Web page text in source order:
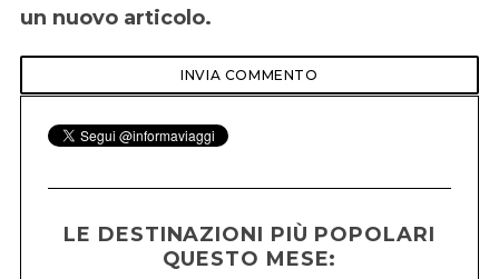
un nuovo articolo.
LE DESTINAZIONI PIÙ POPOLARI
QUESTO MESE: